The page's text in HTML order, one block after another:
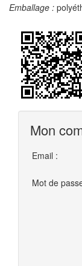
Emballage :
Mon
Email :
Mot de